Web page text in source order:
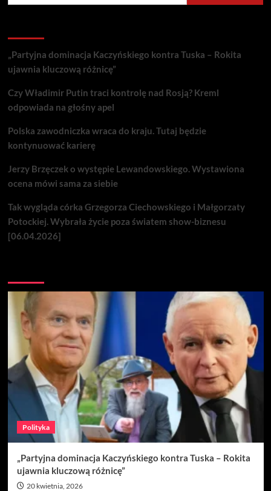
„Partyjna dominacja Kaczyńskiego kontra Tuska – Rokita
ujawnia kluczową różnicę”
Czy Władimir Putin traci kontrolę nad Rosją? Kreml
odpowiada na głośny apel
Polska zawodniczka wraca do kraju. Tutaj będzie
kontynuować karierę
Jerzy Brzęczek o występie Lewandowskiego. Wystawiona
ocena mówi sama za siebie
Tak wygląda córka Grzegorza Ciechowskiego i Małgorzaty
Potockiej. Wybrała życie poza światem show-biznesu
[06.04.2026]
Polityka
„Partyjna dominacja Kaczyńskiego kontra Tuska – Rokita
ujawnia kluczową różnicę”
20 kwietnia, 2026